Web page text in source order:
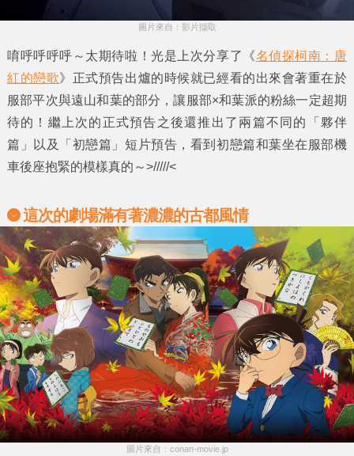
圖片來自：影片擷取
唷呼呼呼呼～太期待啦！光是上次分享了《名偵探柯南：唐
紅的戀歌》正式預告出爐的時候就已經看的出來會著重在於
服部平次與遠山和葉的部分，讓服部×和葉派的粉絲一定超期
待的！繼上次的正式預告之後還推出了兩篇不同的「夥伴
篇」以及「初戀篇」短片預告，看到初戀篇和葉坐在服部機
車後座抱緊的模樣真的～>/////<
這次的劇場滿有著濃濃的古都風情
圖片來自：conan-movie.jp